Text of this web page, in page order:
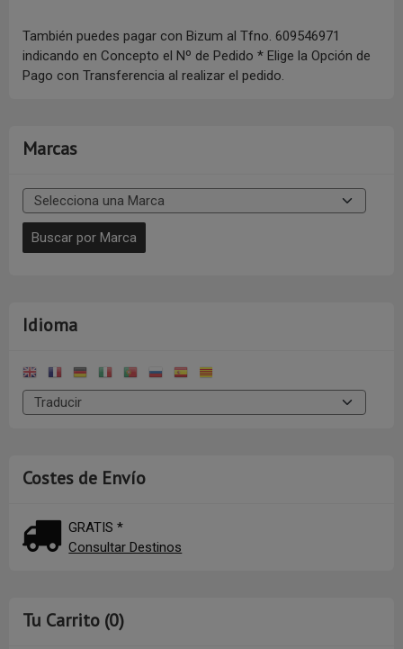
También puedes pagar con Bizum al Tfno. 609546971
indicando en Concepto el Nº de Pedido * Elige la Opción de
Pago con Transferencia al realizar el pedido.
Marcas
Idioma
Costes de Envío
GRATIS *
Consultar Destinos
Tu Carrito (0)